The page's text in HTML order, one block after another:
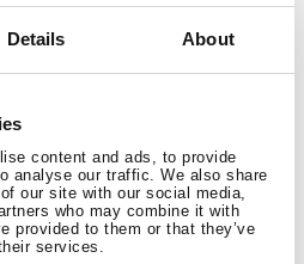
Details About
content and ads, to provide
analyse our traffic. We also share
our site with our social media,
who may combine it with
provided to them or that they’ve
services.
de salida libre (m3/h): 786
(m3/h): 800
de filtros
CFH 15200 L3C